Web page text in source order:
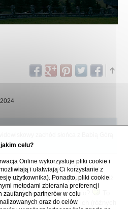
dobrej widoczności Diablaka
lokalizacji to bardziej na wschód niż
Kiedy ja tam byłem ostatnio?
wejście lata temu. A było ich (różnych
celu?
Online wykorzystuje pliki cookie i
i ułatwiają Ci korzystanie z
użytkownika). Ponadto, pliki cookie
metodami zbierania preferencji
zaufanych partnerów w celu
oraz do celów